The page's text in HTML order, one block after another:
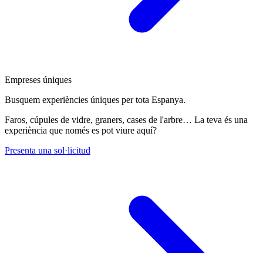
Empreses úniques
Busquem experiències úniques per tota Espanya.
Faros, cúpules de vidre, graners, cases de l'arbre… La teva és una
experiència que només es pot viure aquí?
Presenta una sol·licitud